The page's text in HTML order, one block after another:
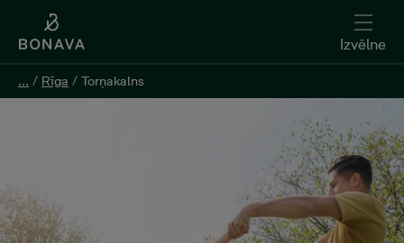
Izvēlne
... / Rīga / Torņakalns